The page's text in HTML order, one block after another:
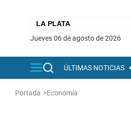
jueves 06 de agosto de 2026
ÚLTIMAS NOTICIAS
Portada >Economía